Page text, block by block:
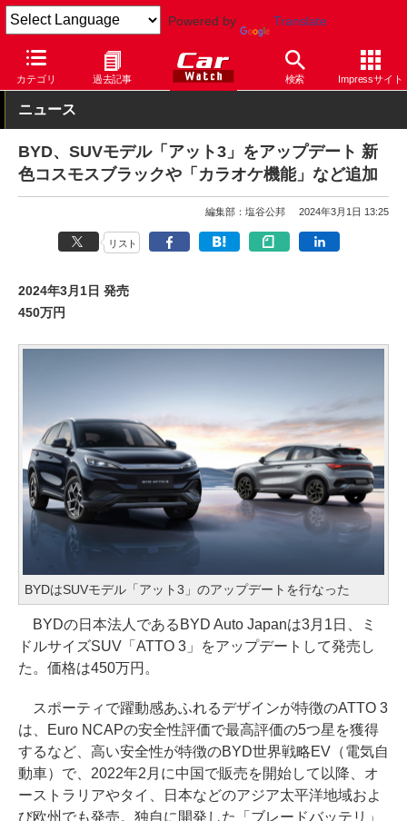
Powered by Translate
カテゴリ 過去記事 検索 Impressサイト
Car Watch 自動車 ATTO 3
ニュース
BYD、SUVモデル「アット3」をアップデート 新
色コスモスブラックや「カラオケ機能」など追加
編集部：塩谷公邦 2024年3月1日 13:25
リスト
2024年3月1日 発売
450万円
BYDはSUVモデル「アット3」のアップデートを行なった
BYDの日本法人であるBYD Auto Japanは3月1日、ミ
ドルサイズSUV「ATTO 3」をアップデートして発売し
た。価格は450万円。
スポーティで躍動感あふれるデザインが特徴のATTO 3
は、Euro NCAPの安全性評価で最高評価の5つ星を獲得
するなど、高い安全性が特徴のBYD世界戦略EV（電気自
動車）で、2022年2月に中国で販売を開始して以降、オ
ーストラリアやタイ、日本などのアジア太平洋地域およ
び欧州でも発売。独自に開発した「ブレードバッテリ」